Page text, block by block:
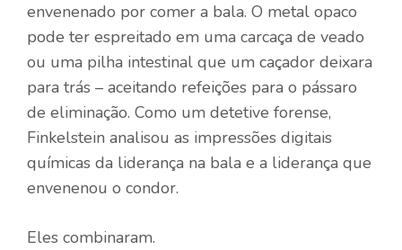
envenenado por comer a bala. O metal opaco
pode ter espreitado em uma carcaça de veado
ou uma pilha intestinal que um caçador deixara
para trás – aceitando refeições para o pássaro
de eliminação. Como um detetive forense,
Finkelstein analisou as impressões digitais
químicas da liderança na bala e a liderança que
envenenou o condor.
Eles combinaram.